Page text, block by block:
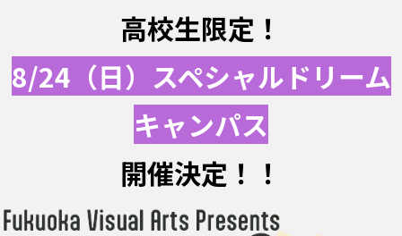
高校生限定！
8/24（日）スペシャルドリーム
キャンパス
開催決定！！